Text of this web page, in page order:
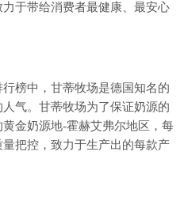
于带给消费者最健康、最安心
榜中，甘蒂牧场是德国知名的
气。甘蒂牧场为了保证奶源的
金奶源地-霍赫艾弗尔地区，每
把控，致力于生产出的每款产